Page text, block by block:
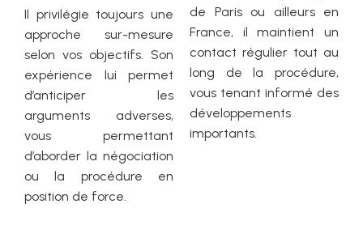
Il privilégie toujours une
approche sur-mesure
selon vos objectifs. Son
expérience lui permet
d’anticiper les
arguments adverses,
vous permettant
d’aborder la négociation
ou la procédure en
position de force.
de Paris ou ailleurs en
France, il maintient un
contact régulier tout au
long de la procédure,
vous tenant informé des
développements
importants.